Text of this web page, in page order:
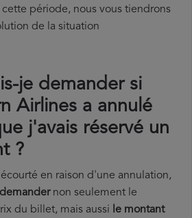
période, nous vous tiendrons
de la situation
je demander si
Airlines a annulé
j'avais réservé un
?
en raison d'une annulation,
non seulement le
du billet, mais aussi le montant